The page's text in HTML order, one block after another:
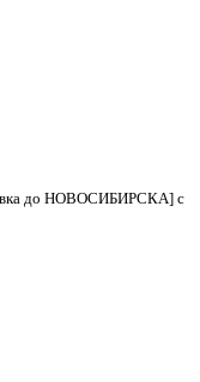
до НОВОСИБИРСКА] с